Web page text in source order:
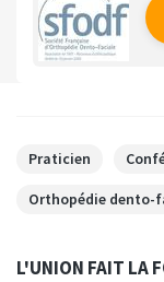
Praticien
Orthopédie dento-
L'UNION FAIT LA